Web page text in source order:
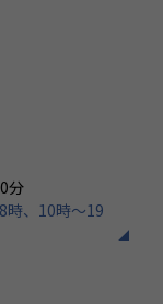
トにも参画し
ジニアが積極
択可能
に合わせた工
チアップ
分
時、10時～19